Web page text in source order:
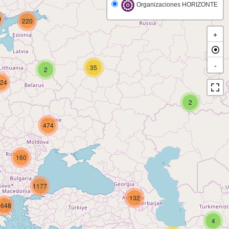
4
2
220
2 35
160
474
132
1177
Organizaciones HORIZONTE
+
-